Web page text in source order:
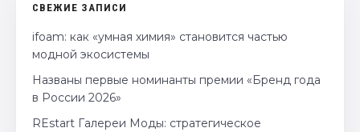
СВЕЖИЕ ЗАПИСИ
ifoam: как «умная химия» становится частью
модной экосистемы
Названы первые номинанты премии «Бренд года
в России 2026»
REstart Галереи Моды: стратегическое